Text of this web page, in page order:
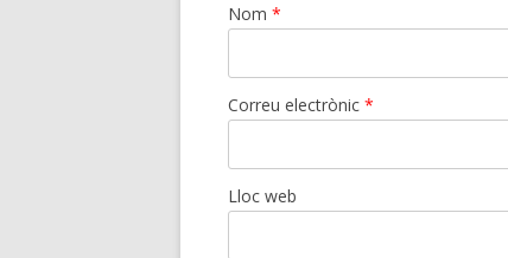
Nom *
Correu electrònic *
Lloc web